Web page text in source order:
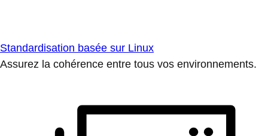
Standardisation basée sur Linux
Assurez la cohérence entre tous vos environnements.